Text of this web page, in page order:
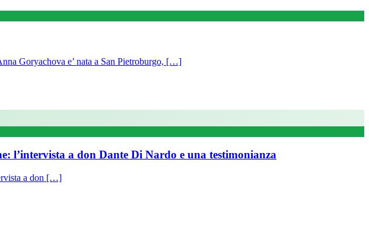
Goryachova e’ nata a San Pietroburgo, […]
l’intervista a don Dante Di Nardo e una testimonianza
a don […]